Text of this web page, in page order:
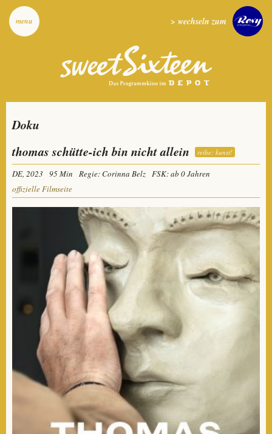
menu > wechseln zum
Doku
thomas schütte-ich bin nicht allein
reihe: kunst!
DE, 2023 95 Min Regie: Corinna Belz FSK: ab 0 Jahren
offizielle Filmseite